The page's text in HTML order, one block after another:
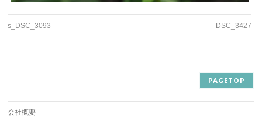
s_DSC_3093 DSC_3427
PAGETOP
会社概要